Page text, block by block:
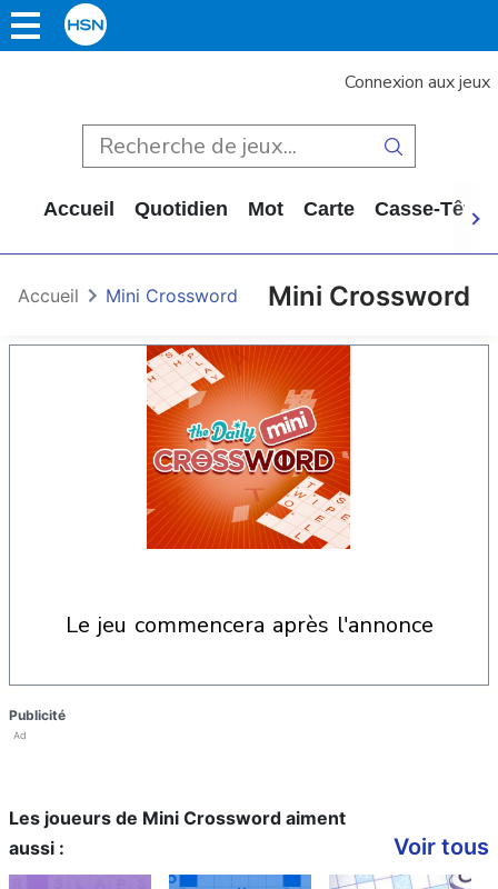
Connexion aux jeux
Accueil Quotidien Mot Carte Casse-Tête
Mini Crossword
Accueil Mini Crossword
le jeu commencera après l'annonce
Publicité
Ad
Les joueurs de Mini Crossword aiment
aussi :
Voir tous